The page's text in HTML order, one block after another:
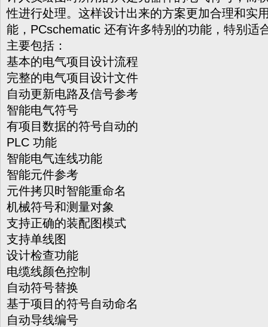
性进行处理。这样设计出来的方案更加合理和实
能，PCschematic 还有许多特别的功能，特别适
主要包括：
基本的电气项目设计流程
完整的电气项目设计文件
自动更新电路及信号参考
智能电气符号
有项目数据的符号自动的
PLC 功能
智能电气连线功能
智能元件参考
元件拷贝时智能重命名
机械符号和测量对象
支持正确的装配图模式
支持单线图
设计检查功能
电缆线颜色控制
自动符号替换
基于项目的符号自动命名
自动导线编号